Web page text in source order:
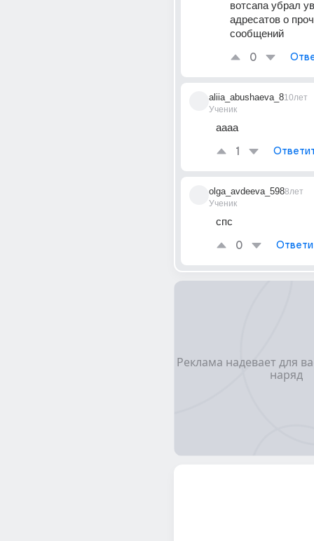
вотсапа убрал
адресатов о
сообщений
0
aliia_abushaeva_8
Ученик
10лет
аааа
1
olga_avdeeva_598
Ученик
8лет
спс
0